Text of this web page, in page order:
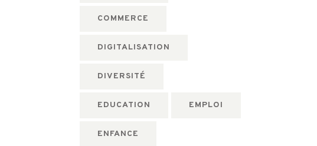
COMMERCE
DIGITALISATION
DIVERSITÉ
EDUCATION EMPLOI
ENFANCE